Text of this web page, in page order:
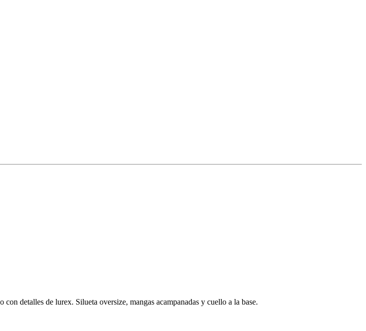
detalles de lurex. Silueta oversize, mangas acampanadas y cuello a la base.